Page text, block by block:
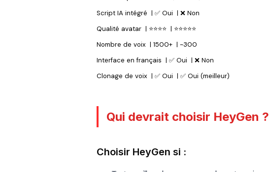
Script IA intégré | ✅ Oui | ❌ Non
Qualité avatar | ⭐⭐⭐⭐ | ⭐⭐⭐⭐⭐
Nombre de voix | 1500+ | ~300
Interface en français | ✅ Oui | ❌ Non
Clonage de voix | ✅ Oui | ✅ Oui (meilleur)
Qui devrait choisir HeyGen
Choisir HeyGen si :